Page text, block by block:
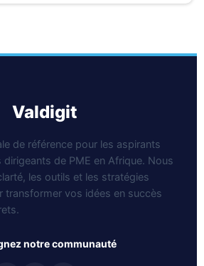
valdigit
de référence pour les aspirants
dirigeants de PME en Afrique. Nous
les outils et les stratégies
transformer vos idées en succès
notre communauté